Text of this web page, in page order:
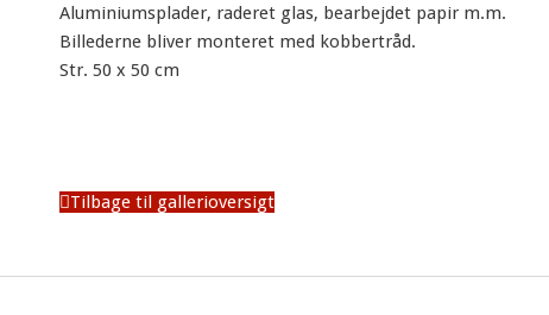
Aluminiumsplader, raderet glas, bearbejdet papir m.m.
Billederne bliver monteret med kobbertråd.
Str. 50 x 50 cm
Tilbage til gallerioversigt